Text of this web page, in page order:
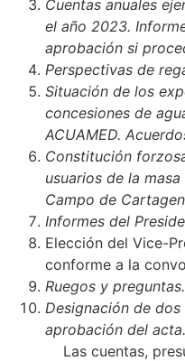
Cuentas anuales
el año 2023.
aprobación si
Perspectivas de
Situación de los
concesiones de
ACUAMED.
Constitución
usuarios de la
Campo de
Informes del
Elección del Vice-
conforme a la
Ruegos y preguntas.
Designación de
aprobación del acta.
Las cuentas,